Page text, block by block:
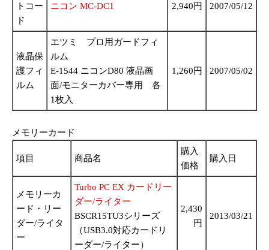
トコー
ド
ニコン MC-DC1 2,940円 2007/05/12
液晶保
護フィ
ルム
エツミ プロ用ガードフィ
ルム
E-1544 ニコンD80 液晶画
面/モニターカバー専用 各
1枚入
1,260円 2007/05/02
メモリーカード
項目 商品名
購入
価格
購入日
メモリーカ
ード・リー
ダー/ライタ
ー
Turbo PC EX カードリー
ダー/ライター
BSCR15TU3シリーズ
（USB3.0対応カードリ
ーダー/ライター）
2,430
円
2013/03/21